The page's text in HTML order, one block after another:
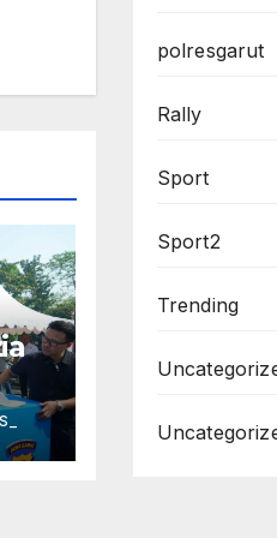
polresgarut
Rally
Sport
Sport2
Trending